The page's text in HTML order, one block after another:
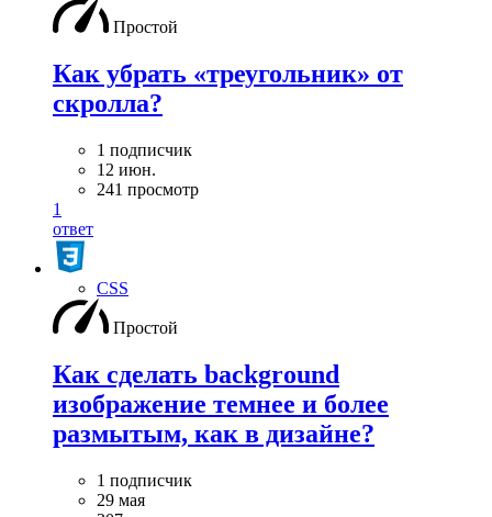
Простой
Как убрать «треугольник» от
скролла?
1 подписчик
12 июн.
241 просмотр
1
ответ
CSS
Простой
Как сделать background
изображение темнее и более
размытым, как в дизайне?
1 подписчик
29 мая